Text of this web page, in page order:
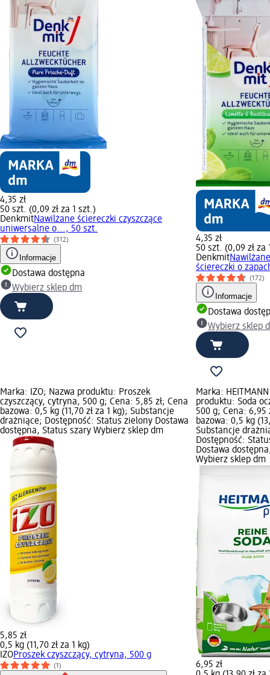
4,35 zł
50 szt. (0,09 zł za 1 szt.)
DenkmitNawilżane ściereczki czyszczące
uniwersalne o..., 50 szt.
(312)
Informacje
Dostawa dostępna
Wybierz sklep dm
4,35 zł
50 szt. (0,09 zł za
Denkmit
ściereczki o
(172)
Informacje
Dostawa
Wybierz sklep
Marka: IZO; Nazwa produktu: Proszek
czyszczący, cytryna, 500 g; Cena: 5,85 zł; Cena
bazowa: 0,5 kg (11,70 zł za 1 kg); Substancje
drażniące; Dostępność: Status zielony Dostawa
dostępna, Status szary Wybierz sklep dm
5,85 zł
0,5 kg (11,70 zł za 1 kg)
IZOProszek czyszczący, cytryna, 500 g
(1)
Marka:
produktu: Soda
500 g; Cena: 6,95
bazowa: 0,5 kg
Substancje
Dostępność:
Dostawa
Wybierz sklep dm
6,95 zł